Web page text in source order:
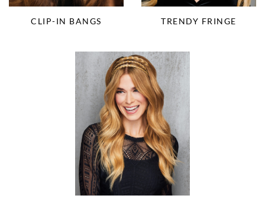
CLIP-IN BANGS TRENDY FRINGE